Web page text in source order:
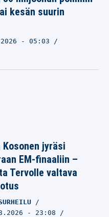
kesän suurin
- 05:03
Kosonen jyräsi
EM-finaaliin –
Tervolle valtava
- 23:08